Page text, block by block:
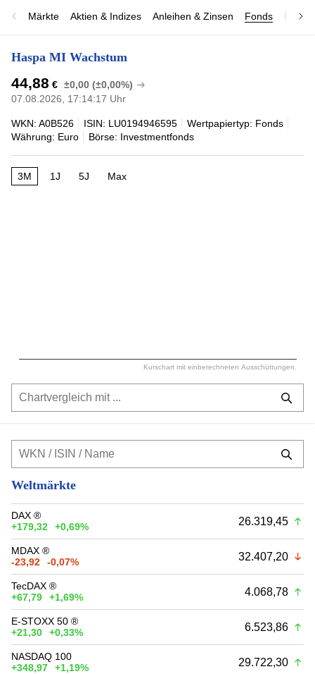
Märkte Aktien & Indizes Anleihen & Zinsen Fonds
Haspa MI Wachstum
44,88 € ±0,00 (±0,00%)
07.08.2026, 17:14:17 Uhr
WKN: A0B526 ISIN: LU0194946595
Wertpapiertyp: Fonds
Währung: Euro
Börse: Investmentfonds
3M 1J 5J Max
Kurschart mit einberechneten Ausschüttungen.
Weltmärkte
DAX ®
+179,32
+0,69% 26.319,45
MDAX ®
-23,92
-0,07% 32.407,20
TecDAX ®
+67,79
+1,69% 4.068,78
E-STOXX 50 ®
+21,30
+0,33% 6.523,86
NASDAQ 100
+348,97
+1,19% 29.722,30